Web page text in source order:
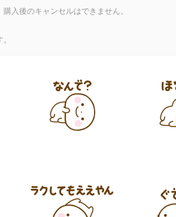
入後のキャンセルはできません。